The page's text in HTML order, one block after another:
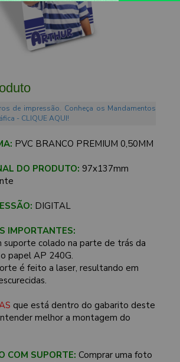
de impressão. Conheça os Mandamentos
- CLIQUE AQUI!
PVC BRANCO PREMIUM 0,50MM
DO PRODUTO: 97x137mm
DIGITAL
IMPORTANTES:
suporte colado na parte de trás da
papel AP 240G.
é feito a laser, resultando em
que está dentro do gabarito deste
melhor a montagem do
COM SUPORTE: Comprar uma foto